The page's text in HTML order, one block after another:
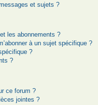
et sujets ?
les abonnements ?
à un sujet spécifique ?
?
?
ce forum ?
jointes ?